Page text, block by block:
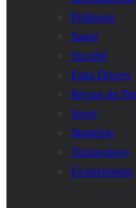
Politique
Santé
Société
Faits Divers
Revue de
Sport
Stratégie
Technology
Evenements